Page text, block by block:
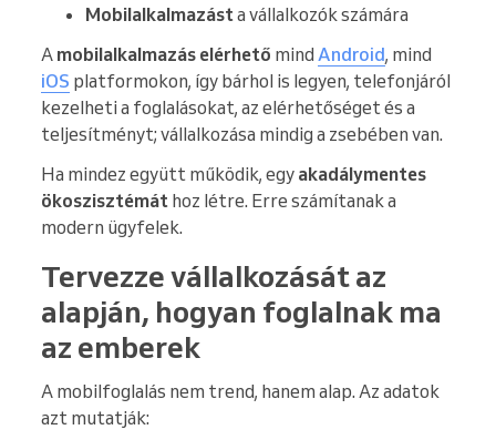
Mobilalkalmazást a vállalkozók számára
A mobilalkalmazás elérhető mind Android, mind
iOS platformokon, így bárhol is legyen, telefonjáról
kezelheti a foglalásokat, az elérhetőséget és a
teljesítményt; vállalkozása mindig a zsebében van.
Ha mindez együtt működik, egy akadálymentes
ökoszisztémát hoz létre. Erre számítanak a
modern ügyfelek.
Tervezze vállalkozását az
alapján, hogyan foglalnak ma
az emberek
A mobilfoglalás nem trend, hanem alap. Az adatok
azt mutatják: